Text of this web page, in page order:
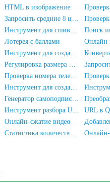
HTML в изображение
Запросить средние 8 цифр паспорта
Инструмент для сшивания изображений
Лотерея с баллами
Инструмент для создания печатей с именем и фамилией
Регулировка размера PDF
Проверка номера телефона и имени
Инструмент для создания квадратных печатей
Генератор самоподписанных SSL-сертификатов
Инструмент разбора URL URL в
Онлайн-сжатие видео
Статистика количества слов в тексте